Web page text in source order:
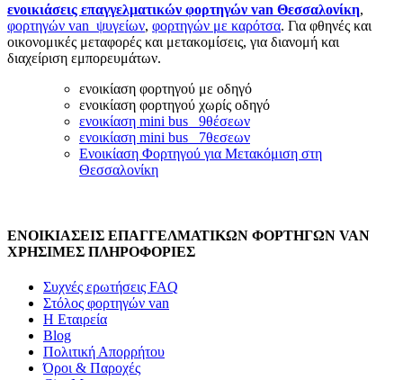
ενοικιάσεις επαγγελματικών φορτηγών van Θεσσαλονίκη,
φορτηγών van ψυγείων, φορτηγών με καρότσα. Για φθηνές και
οικονομικές μεταφορές και μετακομίσεις, για διανομή και
διαχείριση εμπορευμάτων.
ενοικίαση φορτηγού με οδηγό
ενοικίαση φορτηγού χωρίς οδηγό
ενοικίαση mini bus 9θέσεων
ενοικίαση mini bus 7θεσεων
Ενοικίαση Φορτηγού για Μετακόμιση στη
Θεσσαλονίκη
ΕΝΟΙΚΙΑΣΕΙΣ ΕΠΑΓΓΕΛΜΑΤΙΚΩΝ ΦΟΡΤΗΓΩΝ VAN
ΧΡΗΣΙΜΕΣ ΠΛΗΡΟΦΟΡΙΕΣ
Συχνές ερωτήσεις FAQ
Στόλος φορτηγών van
Η Εταιρεία
Blog
Πολιτική Απορρήτου
Όροι & Παροχές